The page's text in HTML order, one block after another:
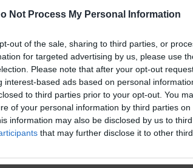
Not Process My Personal Information
out of the sale, sharing to third parties, or
for targeted advertising by us, please use
Please note that after your opt-out
interest-based ads based on personal
to third parties prior to your opt-out. You
of your personal information by third parties on
information may also be disclosed by us to
that may further disclose it to other